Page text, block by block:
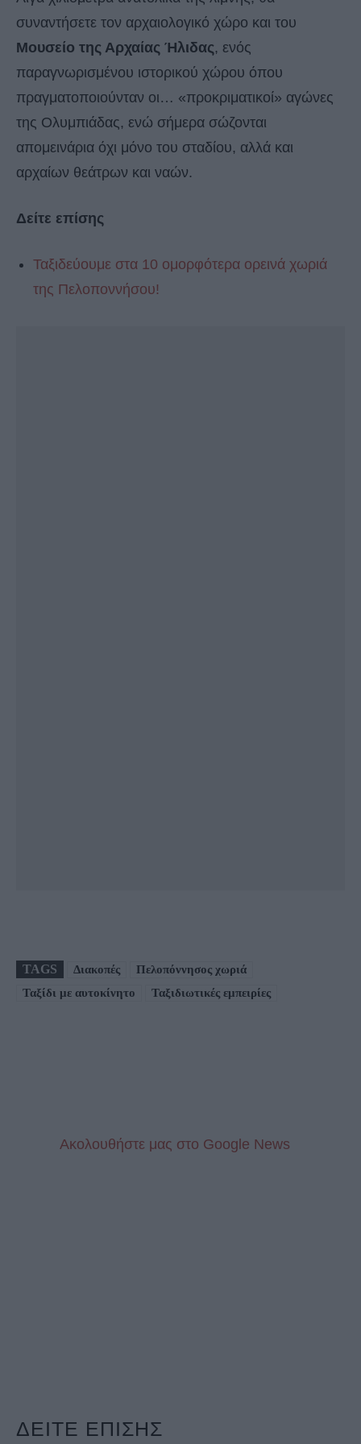
συναντήσετε τον αρχαιολογικό χώρο και του
Μουσείο της Αρχαίας Ήλιδας, ενός
παραγνωρισμένου ιστορικού χώρου όπου
πραγματοποιούνταν οι… «προκριματικοί» αγώνες
της Ολυμπιάδας, ενώ σήμερα σώζονται
απομεινάρια όχι μόνο του σταδίου, αλλά και
αρχαίων θεάτρων και ναών.
Δείτε επίσης
Ταξιδεύουμε στα 10 ομορφότερα ορεινά χωριά
της Πελοποννήσου!
TAGS Διακοπές
Πελοπόννησος χωριά
Ταξίδι με αυτοκίνητο
Ταξιδιωτικές εμπειρίες
Aκολουθήστε μας στo Google News
ΔΕΙΤΕ ΕΠΙΣΗΣ